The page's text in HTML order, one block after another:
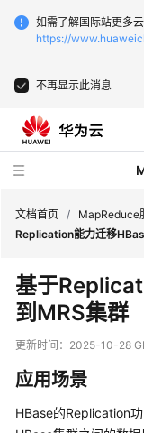
如需了解国际站更多
https://
不再显示此消息
最
新
动
服
务
公
文档首页 / MapReduce
Replication能力迁移
基于
到MRS集群
更新时间： 2025-10-28
应用场景
HBase的Replication